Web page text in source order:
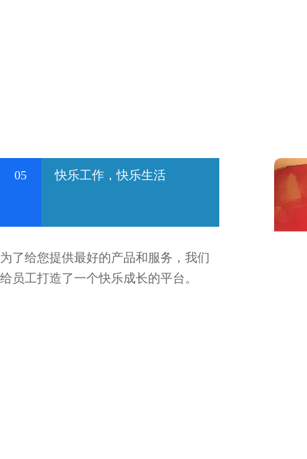
05 快乐工作，快乐生活
为了给您提供最好的产品和服务，我们
给员工打造了一个快乐成长的平台。